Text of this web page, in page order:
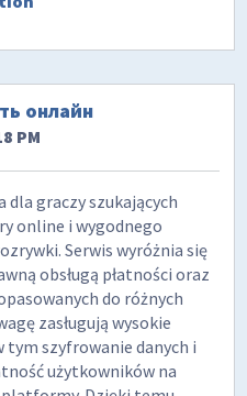
онлайн
PM
graczy szukających
online i wygodnego
Serwis wyróżnia się
obsługą płatności oraz
do różnych
zasługują wysokie
tym szyfrowanie danych i
użytkowników na